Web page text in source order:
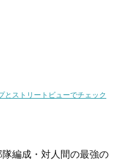
とストリートビューでチェック
編成・対人間の最強の